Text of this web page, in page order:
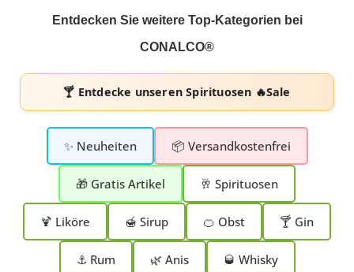
Entdecken Sie weitere Top-Kategorien bei
CONALCO®
🍸 Entdecke unserenSpirituosen 🔥Sale
✨ Neuheiten 📦 Versandkostenfrei
🎁 Gratis Artikel 🥂 Spirituosen
🍹 Liköre 🍯 Sirup 🍊 Obst 🍸 Gin
⚓ Rum 🌿 Anis 🥃 Whisky